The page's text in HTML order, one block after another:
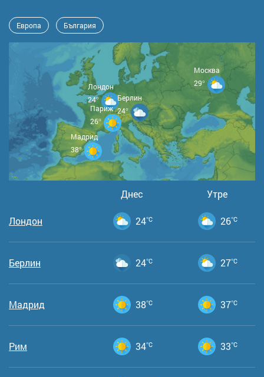
Европа България
Лондон
24°
Берлин
24°
Мадрид
38°
Париж
26°
Москва
29°
Днес Утре
Лондон 24°C 26°C
Берлин 24°C 27°C
Мадрид 38°C 37°C
Рим 34°C 33°C